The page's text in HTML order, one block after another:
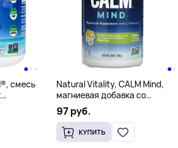
смесь
227
Natural Vitality, CALM Mind,
магниевая добавка со
смесью для приготовления
напитков с L-теанином, мед и
ромашка, 168 г (6 унций)
97 руб.
КУПИТЬ